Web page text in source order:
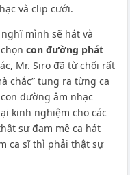
và clip cưới.
mình sẽ hát và
con đường phát
Mr. Siro đã từ chối rất
chắc” tung ra từng ca
đường âm nhạc
kinh nghiệm cho các
sự đam mê ca hát
ca sĩ thì phải thật sự